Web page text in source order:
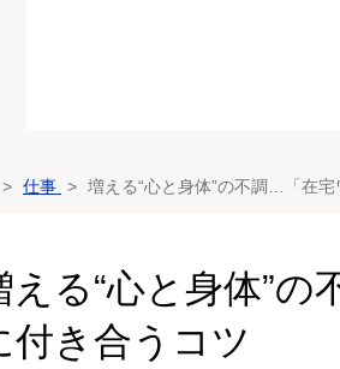
仕事 増える“心と身体”の不調…「在
える“心と身体”
付き合うコツ